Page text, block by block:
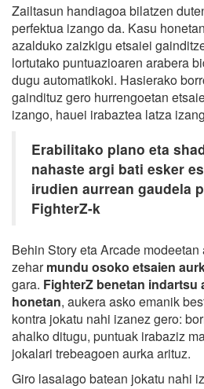
Zailtasun handiagoa bilatzen
perfektua izango da. Kasu
azalduko zaizkigu etsaiei
lortutako puntuazioaren arabera
dugu automatikoki. Hasierako
gaindituz gero hurrengoetan
izango, hauei irabaztea latza
Erabilitako plano eta
nahaste argi bati esker
irudien aurrean gaudela
FighterZ-k
Behin Story eta Arcade
zeharmundu osoko etsaien
gara. FighterZ benetan indartsu
honetan, aukera asko emanik
kontra jokatu nahi izanez gero:
ahalko ditugu, puntuak irabaziz
jokalari trebeagoen aurka arituz.
Giro lasaiago batean jokatu nahi